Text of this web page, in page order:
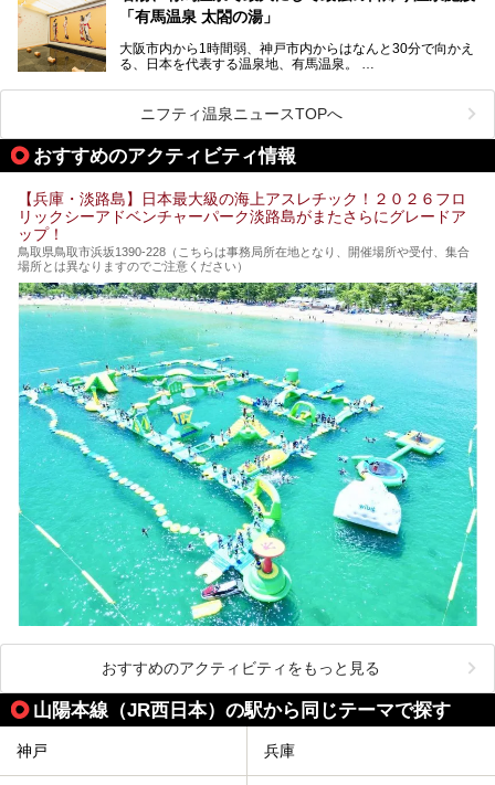
「神戸みなと温泉 蓮」の魅力に迫りました！
「有馬温泉 太閤の湯」
大阪市内から1時間弱、神戸市内からはなんと30分で向かえ
る、日本を代表する温泉地、有馬温泉。
有名な「金泉」と「銀泉」に加え、人工のの炭酸泉まで楽し
める、ある意味「最強」ともいえる施設です。
今回は自慢のお湯をメインにその魅力の数々を紹介します！
ニフティ温泉ニュースTOPへ
おすすめのアクティビティ情報
【兵庫・淡路島】日本最大級の海上アスレチック！２０２６フロ
リックシーアドベンチャーパーク淡路島がまたさらにグレードア
ップ！
鳥取県鳥取市浜坂1390‐228（こちらは事務局所在地となり、開催場所や受付、集合
場所とは異なりますのでご注意ください）
おすすめのアクティビティをもっと見る
山陽本線（JR西日本）の駅から同じテーマで探す
神戸 兵庫